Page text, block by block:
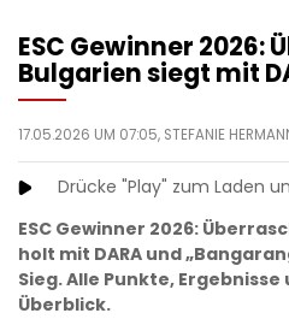
ESC Gewinner 2026:
Bulgarien siegt mit
17.05.2026 UM 07:05, STEFANIE
Drücke "Play" zum Laden
ESC Gewinner 2026:
holt mit DARA und
Sieg. Alle Punkte,
Überblick.